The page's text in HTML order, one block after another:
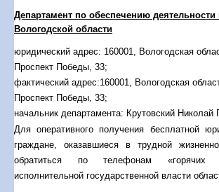
Департамент по обеспечению
Вологодской области
юридический адрес: 160001, Вологодская
Проспект Победы, 33;
фактический адрес:160001, Вологодская
Проспект Победы, 33;
начальник департамента: Крутовский Николай
(8172) 769752KrutovskiyNP@gov35.ru
приемная: тел. (8172) 769752, факс
DepMirsud@gov35.ru
.
Для оперативного получения бесплатной
граждане, оказавшиеся в трудной
обратиться потелефонам «горячих
исполнительной государственной власти
сирот и детей, оставшихся без попечения
Федеральный закон от 24 июня 1999 года
основах системы профилактики
правонарушений несовершеннолетних»;
Федеральный закон от 28 декабря 2013
основах социального обслуживания
Закон Вологодской области от 1 марта
«О разграни­чении полномочий в области
граждан бесплатной юридической
государственной власти»;